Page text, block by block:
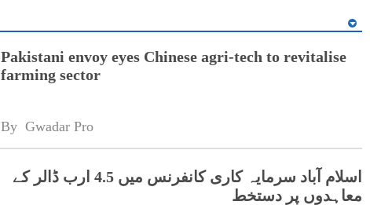
Pakistani envoy eyes Chinese agri-tech to revitalise
farming sector
By Gwadar Pro
اسلام آباد سرمایہ کاری کانفرنس میں 4.5 ارب ڈالر کے
معاہدوں پر دستخط